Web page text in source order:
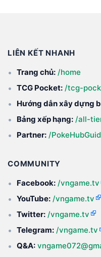
LIÊN KẾT NHANH
Trang chủ: /home
TCG Pocket: /tcg-
Hướng dẫn xây dựng
Bảng xếp hạng: /all-
Partner: /
COMMUNITY
Facebook: /vngame.tv
YouTube: /vngame.tv
Twitter: /vngame.tv
Telegram: /vngame.tv
Q&A: